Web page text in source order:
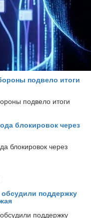
подвело итоги
блокировок через
поддержку